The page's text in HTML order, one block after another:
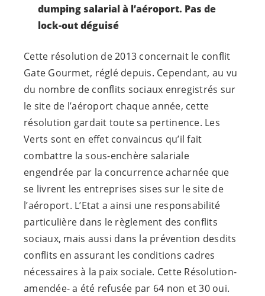
dumping salarial à l’aéroport. Pas de
lock-out déguisé
Cette résolution de 2013 concernait le conflit
Gate Gourmet, réglé depuis. Cependant, au vu
du nombre de conflits sociaux enregistrés sur
le site de l’aéroport chaque année, cette
résolution gardait toute sa pertinence. Les
Verts sont en effet convaincus qu’il fait
combattre la sous-enchère salariale
engendrée par la concurrence acharnée que
se livrent les entreprises sises sur le site de
l’aéroport. L’Etat a ainsi une responsabilité
particulière dans le règlement des conflits
sociaux, mais aussi dans la prévention desdits
conflits en assurant les conditions cadres
nécessaires à la paix sociale. Cette Résolution-
amendée- a été refusée par 64 non et 30 oui.